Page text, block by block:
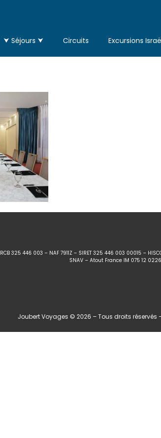
⮟ Séjours ⮟ Circuits Excursions
RCB 325 446 003 – NAF 7911Z – SIRET 325 446 003 00015 –
SNAV – Atout France IM 075 12
Joubert Voyages © 2026 – Tous droits réservés